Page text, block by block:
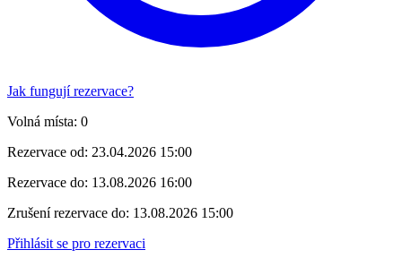
Jak fungují rezervace?
Volná místa: 0
Rezervace od: 23.04.2026 15:00
Rezervace do: 13.08.2026 16:00
Zrušení rezervace do: 13.08.2026 15:00
Přihlásit se pro rezervaci